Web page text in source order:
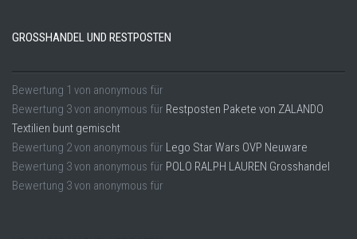
GROSSHANDEL UND RESTPOSTEN
Bewertung 1 von anonymous für
Bewertung 3von anonymous für Restposten Pakete von ZALANDO
Textilien bunt gemischt
Bewertung 2von anonymous für Lego Star Wars OVP Neuware
Bewertung 3von anonymous für POLO RALPH LAUREN Grosshandel
Bewertung 3von anonymous für